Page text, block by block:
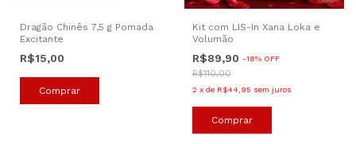
Dragão Chinês 7,5 g Pomada
Excitante
R$15,00
Kit com LIS-In Xana Loka e
Volumão
R$89,90 -18% OFF
R$110,00
2 x de R$44,95 sem juros